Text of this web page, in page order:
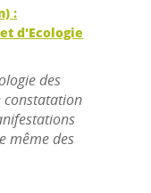
:
d'Ecologie
des
constatation
même des